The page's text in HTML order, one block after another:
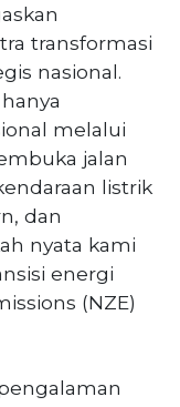
transformasi
nasional.
melalui
jalan
listrik
dan
nyata kami
energi
(NZE)